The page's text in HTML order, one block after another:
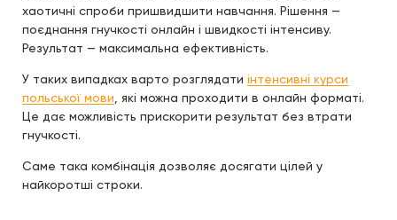
хаотичні спроби пришвидшити навчання. Рішення —
поєднання гнучкості онлайн і швидкості інтенсиву.
Результат — максимальна ефективність.
У таких випадках варто розглядати інтенсивні курси
польської мови , які можна проходити в онлайн форматі.
Це дає можливість прискорити результат без втрати
гнучкості.
Саме така комбінація дозволяє досягати цілей у
найкоротші строки.